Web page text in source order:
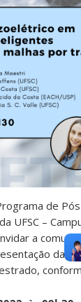
de
UFSC –
a
da